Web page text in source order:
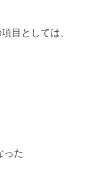
目としては、
った